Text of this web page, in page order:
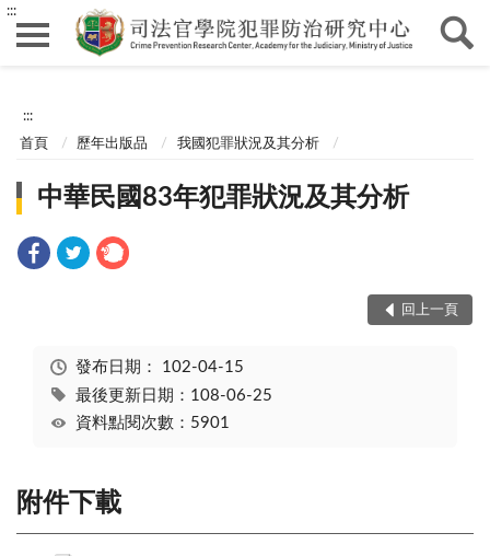
:::
:::
首頁 歷年出版品 我國犯罪狀況及其分析
中華民國83年犯罪狀況及其分析
回上一頁
發布日期： 102-04-15
最後更新日期：108-06-25
資料點閱次數：5901
附件下載